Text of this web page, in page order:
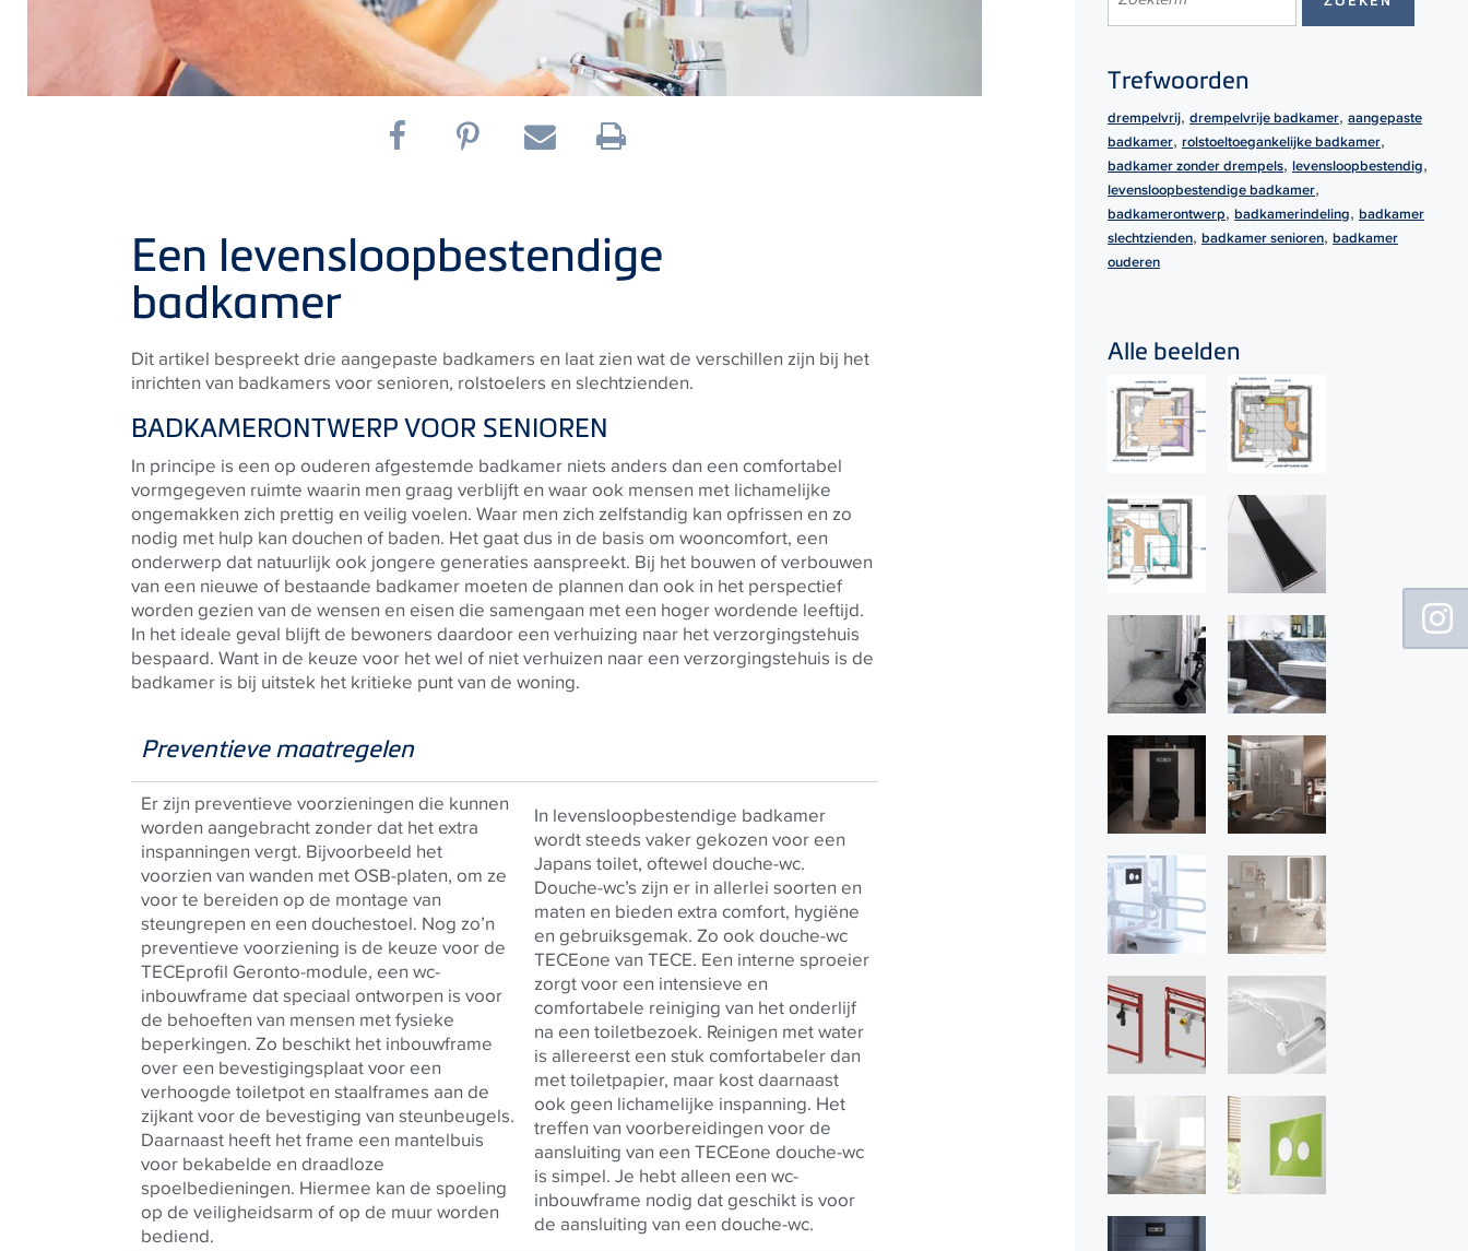
Een levensloopbestendige
badkamer
Dit artikel bespreekt drie aangepaste badkamers en laat zien wat de verschillen zijn bij het
inrichten van badkamers voor senioren, rolstoelers en slechtzienden.
BADKAMERONTWERP VOOR SENIOREN
In principe is een op ouderen afgestemde badkamer niets anders dan een comfortabel
vormgegeven ruimte waarin men graag verblijft en waar ook mensen met lichamelijke
ongemakken zich prettig en veilig voelen. Waar men zich zelfstandig kan opfrissen en zo
nodig met hulp kan douchen of baden. Het gaat dus in de basis om wooncomfort, een
onderwerp dat natuurlijk ook jongere generaties aanspreekt. Bij het bouwen of verbouwen
van een nieuwe of bestaande badkamer moeten de plannen dan ook in het perspectief
worden gezien van de wensen en eisen die samengaan met een hoger wordende leeftijd.
In het ideale geval blijft de bewoners daardoor een verhuizing naar het verzorgingstehuis
bespaard. Want in de keuze voor het wel of niet verhuizen naar een verzorgingstehuis is de
badkamer is bij uitstek het kritieke punt van de woning.
Preventieve maatregelen
Er zijn preventieve voorzieningen die kunnen
worden aangebracht zonder dat het extra
inspanningen vergt. Bijvoorbeeld het
voorzien van wanden met OSB-platen, om ze
voor te bereiden op de montage van
steungrepen en een douchestoel. Nog zo’n
preventieve voorziening is de keuze voor de
TECEprofil Geronto-module, een wc-
inbouwframe datspeciaal ontworpen is voor
de behoeften van mensen met fysieke
beperkingen. Zo beschikt het inbouwframe
over een bevestigingsplaat voor een
verhoogde toiletpot en staalframes aan de
zijkant voor de bevestiging van steunbeugels.
Daarnaast heeft het frame een mantelbuis
voor bekabelde en draadloze
spoelbedieningen. Hiermee kan de spoeling
op de veiligheidsarm of op de muur worden
bediend.
In levensloopbestendige badkamer
wordt steeds vaker gekozen voor een
Japans toilet, oftewel douche-wc.
Douche-wc’s zijn er in allerlei soorten en
maten en bieden extra comfort, hygiëne
en gebruiksgemak. Zo ook douche-wc
TECEone van TECE. Een interne sproeier
zorgt voor een intensieve en
comfortabele reiniging van het onderlijf
na een toiletbezoek. Reinigen met water
is allereerst een stuk comfortabeler dan
met toiletpapier, maar kost daarnaast
ook geen lichamelijke inspanning. Het
treffen van voorbereidingen voor de
aansluiting van een TECEone douche-wc
is simpel. Je hebt alleen een wc-
inbouwframe nodig dat geschikt is voor
de aansluiting van een douche-wc.
Trefwoorden
drempelvrij,drempelvrije badkamer,aangepaste
badkamer,rolstoeltoegankelijke badkamer,
badkamer zonder drempels,levensloopbestendig,
levensloopbestendige badkamer,
badkamerontwerp,badkamerindeling,badkamer
slechtzienden,badkamer senioren,badkamer
ouderen
Alle beelden
Floating